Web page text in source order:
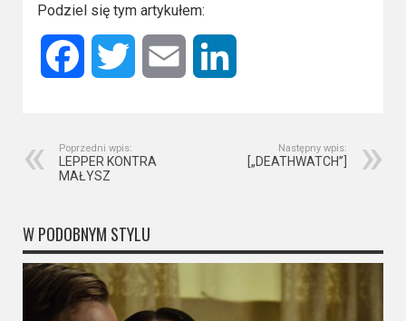
Podziel się tym artykułem:
Facebook Twitter Email
Poprzedni wpis:
LEPPER KONTRA
MAŁYSZ
Następny wpis:
[„DEATHWATCH”]
W PODOBNYM STYLU